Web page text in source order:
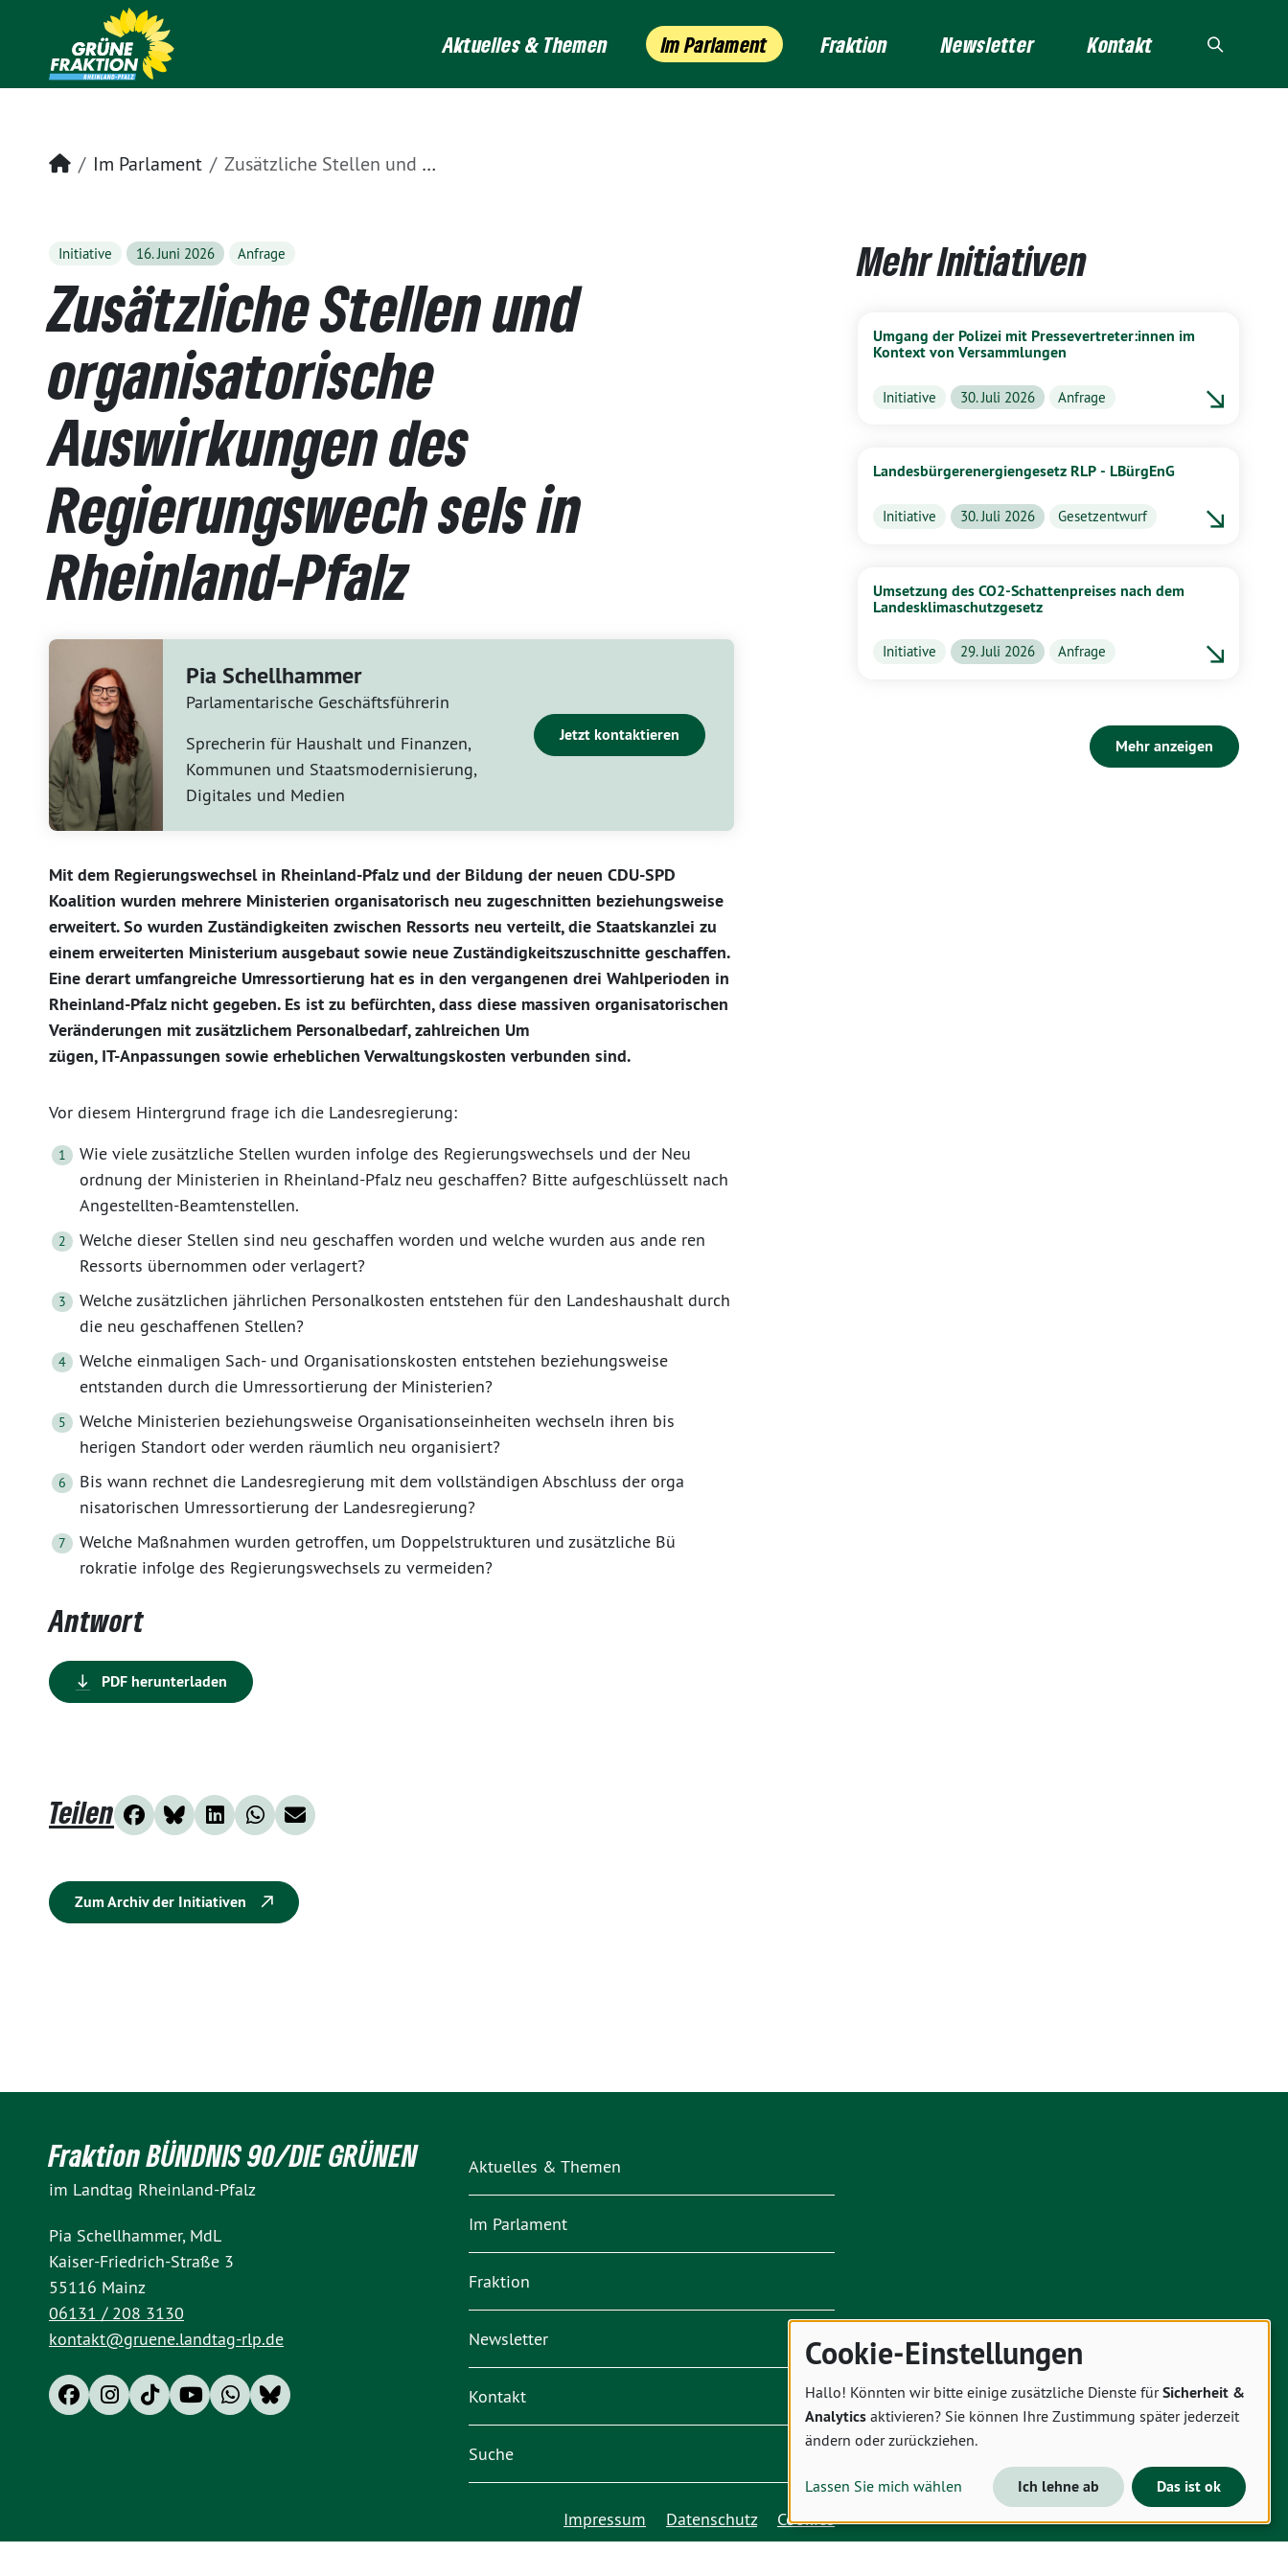
Aktuelles & Themen Im Parlament Fraktion Newsletter Kontakt
Startseite
Im Parlament Zusätzliche Stellen und organisatorische Auswirkungen des Regierungswech sels in Rheinland-Pfalz
Initiative 16. Juni 2026 Anfrage
Zusätzliche Stellen und
organisatorische
Auswirkungen des
Regierungswech sels in
Rheinland-Pfalz
Pia Schellhammer
Parlamentarische Geschäftsführerin
Sprecherin für Haushalt und Finanzen,
Kommunen und Staatsmodernisierung,
Digitales und Medien
Jetzt kontaktieren
Mit dem Regierungswechsel in Rheinland-Pfalz und der Bildung der neuen CDU-SPD
Koalition wurden mehrere Ministerien organisatorisch neu zugeschnitten beziehungsweise
erweitert. So wurden Zuständigkeiten zwischen Ressorts neu verteilt, die Staatskanzlei zu
einem erweiterten Ministerium ausgebaut sowie neue Zuständigkeitszuschnitte geschaffen.
Eine derart umfangreiche Umressortierung hat es in den vergangenen drei Wahlperioden in
Rheinland-Pfalz nicht gegeben. Es ist zu befürchten, dass diese massiven organisatorischen
Veränderungen mit zusätzlichem Personalbedarf, zahlreichen Um
zügen, IT-Anpassungen sowie erheblichen Verwaltungskosten verbunden sind.
Vor diesem Hintergrund frage ich die Landesregierung:
Wie viele zusätzliche Stellen wurden infolge des Regierungswechsels und der Neu
ordnung der Ministerien in Rheinland-Pfalz neu geschaffen? Bitte aufgeschlüsselt nach
Angestellten-Beamtenstellen.
Welche dieser Stellen sind neu geschaffen worden und welche wurden aus ande ren
Ressorts übernommen oder verlagert?
Welche zusätzlichen jährlichen Personalkosten entstehen für den Landeshaushalt durch
die neu geschaffenen Stellen?
Welche einmaligen Sach- und Organisationskosten entstehen beziehungsweise
entstanden durch die Umressortierung der Ministerien?
Welche Ministerien beziehungsweise Organisationseinheiten wechseln ihren bis
herigen Standort oder werden räumlich neu organisiert?
Bis wann rechnet die Landesregierung mit dem vollständigen Abschluss der orga
nisatorischen Umressortierung der Landesregierung?
Welche Maßnahmen wurden getroffen, um Doppelstrukturen und zusätzliche Bü
rokratie infolge des Regierungswechsels zu vermeiden?
Antwort
PDF herunterladen
Teilen
Zum Archiv der Initiativen
Mehr Initiativen
Umgang der Polizei mit Pressevertreter:innen im
Kontext von Versammlungen
Initiative 30. Juli 2026 Anfrage
Landesbürgerenergiengesetz RLP - LBürgEnG
Initiative 30. Juli 2026 Gesetzentwurf
Umsetzung des CO2-Schattenpreises nach dem
Landesklimaschutzgesetz
Initiative 29. Juli 2026 Anfrage
Mehr anzeigen
Fraktion BÜNDNIS 90/DIE GRÜNEN
im Landtag Rheinland-Pfalz
Pia Schellhammer, MdL
Kaiser-Friedrich-Straße 3
55116 Mainz
06131 / 208 3130
kontakt@gruene.landtag-rlp.de
Aktuelles & Themen
Im Parlament
Fraktion
Newsletter
Kontakt
Suche
Impressum Datenschutz Cookies
Cookie-Einstellungen
Hallo! Könnten wir bitte einige zusätzliche Dienste fürSicherheit &
Analytics aktivieren? Sie können Ihre Zustimmung später jederzeit
ändern oder zurückziehen.
Lassen Sie mich wählen Ich lehne ab Das ist ok